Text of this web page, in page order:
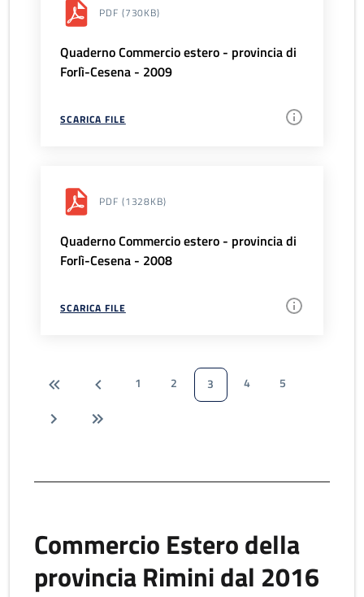
PDF (730KB)
Quaderno Commercio estero - provincia di
Forlì-Cesena - 2009
SCARICA FILE
PDF (1328KB)
Quaderno Commercio estero - provincia di
Forlì-Cesena - 2008
SCARICA FILE
1 2 3 4 5
Commercio Estero della
provincia Rimini dal 2016